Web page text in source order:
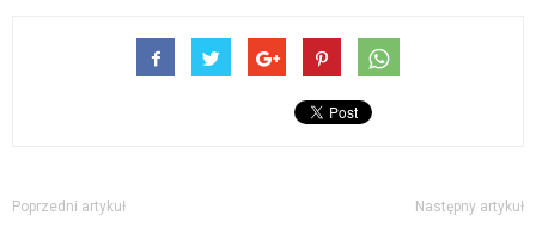
Poprzedni artykuł Następny artykuł